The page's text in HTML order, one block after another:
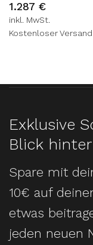
1.287 €
inkl. MwSt.
Kostenloser Versand
Exklusive
Blick
Spare mit
10€ auf
etwas
jeden neuen